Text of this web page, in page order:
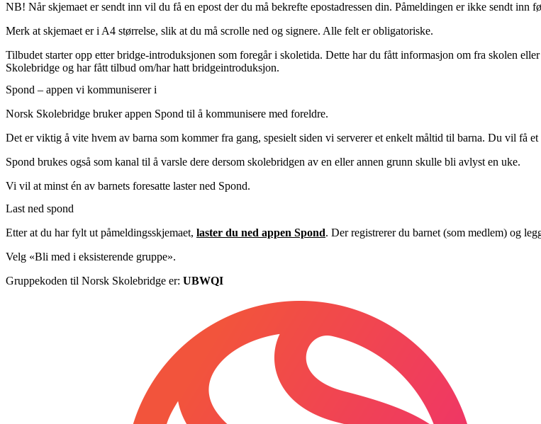
NB! Når skjemaet er sendt inn vil du få en epost der du må bekrefte epostadressen din. Påmeldingen er ikke sendt inn
Merk at skjemaet er i A4 størrelse, slik at du må scrolle ned og signere. Alle felt er obligatoriske.
Tilbudet starter opp etter bridge-introduksjonen som foregår i skoletida. Dette har du fått informasjon om fra skolen
Skolebridge og har fått tilbud om/har hatt bridgeintroduksjon.
Spond – appen vi kommuniserer i
Norsk Skolebridge bruker appen Spond til å kommunisere med foreldre.
Det er viktig å vite hvem av barna som kommer fra gang, spesielt siden vi serverer et enkelt måltid til barna. Du vil få
Spond brukes også som kanal til å varsle dere dersom skolebridgen av en eller annen grunn skulle bli avlyst en uke.
Vi vil at minst én av barnets foresatte laster ned Spond.
Last ned spond
Etter at du har fylt ut påmeldingsskjemaet, laster du ned appen Spond. Der registrerer du barnet (som medlem) og
Velg «Bli med i eksisterende gruppe».
Gruppekoden til Norsk Skolebridge er: UBWQI